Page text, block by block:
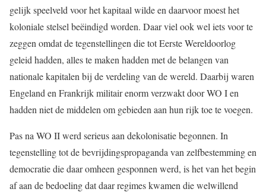
gelijk speelveld voor het kapitaal wilde en daarvoor moest het
koloniale stelsel beëindigd worden. Daar viel ook wel iets voor te
zeggen omdat de tegenstellingen die tot Eerste Wereldoorlog
geleid hadden, alles te maken hadden met de belangen van
nationale kapitalen bij de verdeling van de wereld. Daarbij waren
Engeland en Frankrijk militair enorm verzwakt door WO I en
hadden niet de middelen om gebieden aan hun rijk toe te voegen.
Pas na WO II werd serieus aan dekolonisatie begonnen. In
tegenstelling tot de bevrijdingspropaganda van zelfbestemming en
democratie die daar omheen gesponnen werd, is het van het begin
af aan de bedoeling dat daar regimes kwamen die welwillend